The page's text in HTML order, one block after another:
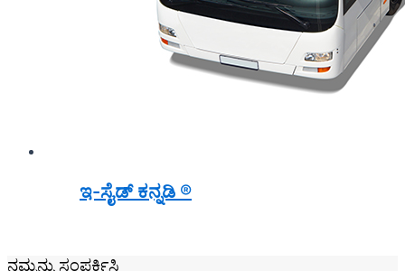
ಇ-ಸೈಡ್ ಕನ್ನಡಿ ®
ನಮ್ಮನ್ನು ಸಂಪರ್ಕಿಸಿ